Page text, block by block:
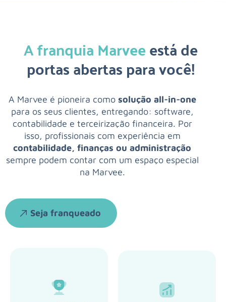
A franquia Marveeestá de
portas abertas para você!
A Marvee é pioneira como solução all-in-one
para os seus clientes, entregando: software,
contabilidade e terceirização financeira. Por
isso, profissionais com experiência em
contabilidade, finanças ou administração
sempre podem contar com um espaço especial
na Marvee.
Seja franqueado